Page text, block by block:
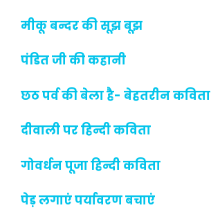
मीकू बन्दर की सूझ बूझ
पंडित जी की कहानी
छठ पर्व की बेला है- बेहतरीन कविता
दीवाली पर हिन्दी कविता
गोवर्धन पूजा हिन्दी कविता
पेड़ लगाएं पर्यावरण बचाएं